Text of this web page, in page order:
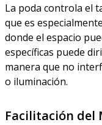
La poda controla el
que es
donde el espacio
específicas puede
manera que no
o iluminación.
Facilitación del